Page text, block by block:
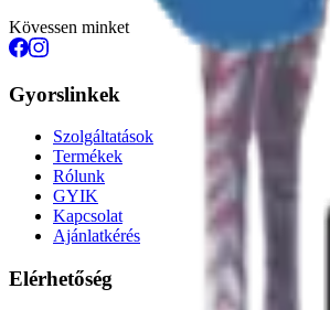
Kövessen minket
Gyorslinkek
Szolgáltatások
Termékek
Rólunk
GYIK
Kapcsolat
Ajánlatkérés
Elérhetőség